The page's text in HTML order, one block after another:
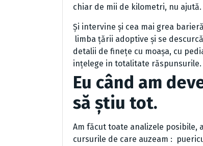
chiar de mii de kilometri, nu ajută.
Și intervine și cea mai grea
limba țării adoptive și se
detalii de finețe cu moașa, cu
ințelege in totalitate răspunsurile.
Eu când am
să știu tot.
Am făcut toate analizele posibile,
cursurile de care auzeam :